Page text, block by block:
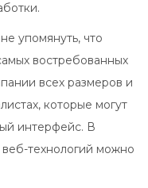
упомянуть, что
востребованных
всех размеров и
которые могут
интерфейс. В
технологий можно